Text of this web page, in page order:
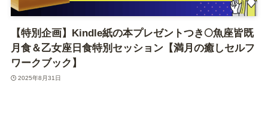
【特別企画】Kindle紙の本プレゼントつき🌕魚座皆既
月食＆乙女座日食特別セッション【満月の癒しセルフ
ワークブック】
2025年8月31日